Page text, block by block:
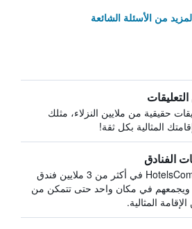
من الأسئلة الشائعة
حقيقية من ملايين النزلاء، مثلك
المثالية بكل ثقة!
الفنادق
يبحث HotelsCombined في أكثر من 3 ملايين فندق
ويجمعهم في مكان واحد حتى تتمكن من
المثالية.